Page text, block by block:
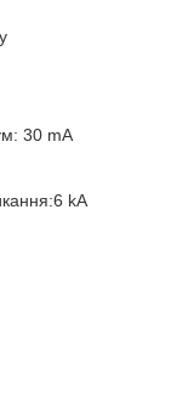
30 mA
kA